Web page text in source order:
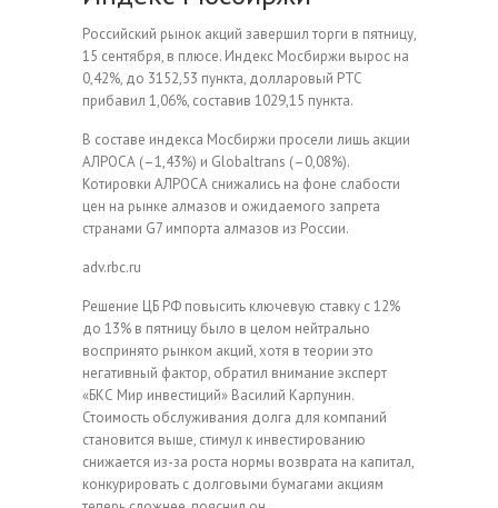
Российский рынок акций завершил торги в пятницу,
15 сентября, в плюсе. Индекс Мосбиржи вырос на
0,42%, до 3152,53 пункта, долларовый РТС
прибавил 1,06%, составив 1029,15 пункта.
В составе индекса Мосбиржи просели лишь акции
АЛРОСА (–1,43%) и Globaltrans (–0,08%).
Котировки АЛРОСА снижались на фоне слабости
цен на рынке алмазов и ожидаемого запрета
странами G7 импорта алмазов из России.
adv.rbc.ru
Решение ЦБ РФ повысить ключевую ставку с 12%
до 13% в пятницу было в целом нейтрально
воспринято рынком акций, хотя в теории это
негативный фактор, обратил внимание эксперт
«БКС Мир инвестиций» Василий Карпунин.
Стоимость обслуживания долга для компаний
становится выше, стимул к инвестированию
снижается из-за роста нормы возврата на капитал,
конкурировать с долговыми бумагами акциям